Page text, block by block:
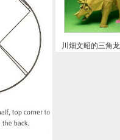
川畑文昭的三角